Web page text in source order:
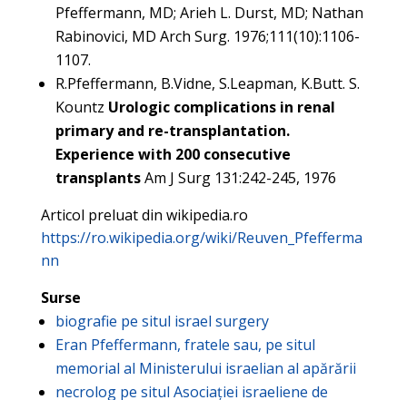
Pfeffermann, MD; Arieh L. Durst, MD; Nathan
Rabinovici, MD Arch Surg. 1976;111(10):1106-
1107.
R.Pfeffermann, B.Vidne, S.Leapman, K.Butt. S.
Kountz Urologic complications in renal
primary and re-transplantation.
Experience with 200 consecutive
transplantsAm J Surg 131:242-245, 1976
Articol preluat din wikipedia.ro
https://ro.wikipedia.org/wiki/Reuven_Pfefferma
nn
Surse
biografie pe situl israel surgery
Eran Pfeffermann, fratele sau, pe situl
memorial al Ministerului israelian al apărării
necrolog pe situl Asociației israeliene de